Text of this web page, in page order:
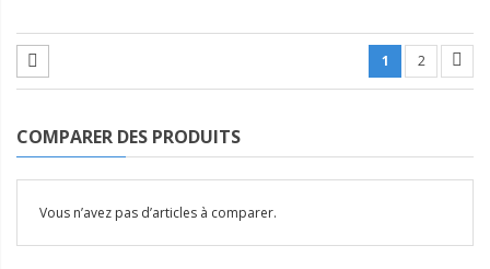
1 2
COMPARER DES PRODUITS
Vous n’avez pas d’articles à comparer.